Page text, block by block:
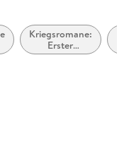
Kriegsromane:
Erster
Weltkrieg